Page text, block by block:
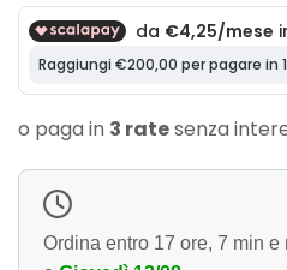
o paga in 3 ratesenza
Ordina entro 17 ore, 7 min e